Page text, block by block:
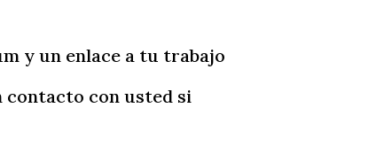
y un enlace a tu trabajo
contacto con usted si